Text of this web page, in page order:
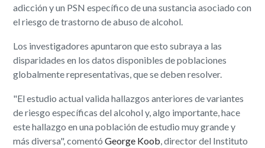
adicción y un PSN específico de una sustancia asociado con
el riesgo de trastorno de abuso de alcohol.
Los investigadores apuntaron que esto subraya a las
disparidades en los datos disponibles de poblaciones
globalmente representativas, que se deben resolver.
"El estudio actual valida hallazgos anteriores de variantes
de riesgo específicas del alcohol y, algo importante, hace
este hallazgo en una población de estudio muy grande y
más diversa", comentóGeorge Koob , director del Instituto